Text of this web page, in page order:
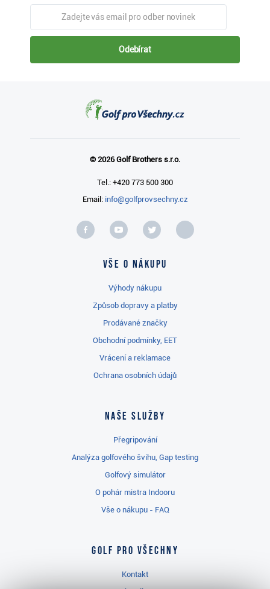
Odebírat
© 2026 Golf Brothers s.r.o.
Tel.: +420 773 500 300
Email: info@golfprovsechny.cz
Vše o nákupu
Výhody nákupu
Způsob dopravy a platby
Prodávané značky
Obchodní podmínky, EET
Vrácení a reklamace
Ochrana osobních údajů
Naše služby
Přegripování
Analýza golfového švihu, Gap testing
Golfový simulátor
O pohár mistra Indooru
Vše o nákupu - FAQ
Golf pro všechny
Kontakt